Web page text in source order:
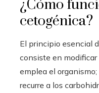
¿Cómo
cetogénica?
El principio esencial
consiste en
emplea el
recurre a los